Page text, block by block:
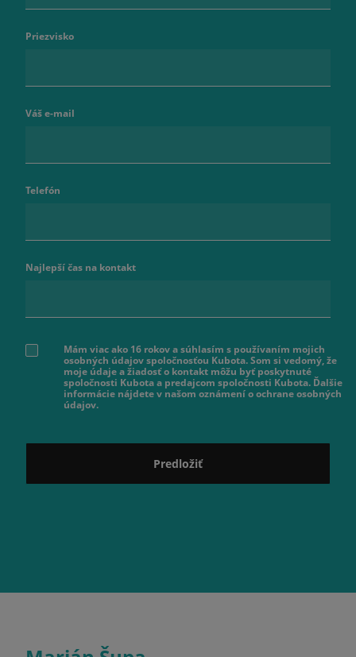
Priezvisko
Váš e-mail
Telefón
Najlepší čas na kontakt
Mám viac ako 16 rokov a súhlasím s používaním mojich
osobných údajov spoločnosťou Kubota. Som si vedomý, že
moje údaje a žiadosť o kontakt môžu byť poskytnuté
spoločnosti Kubota a predajcom spoločnosti Kubota. Ďalšie
informácie nájdete v našom oznámení o ochrane osobných
údajov.
Predložiť